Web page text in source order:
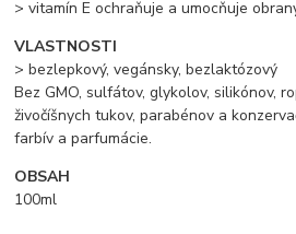
> vitamín E ochraňuje a umocňuje
VLASTNOSTI
> bezlepkový, vegánsky, bezlaktózový
Bez GMO, sulfátov, glykolov, silikónov,
živočíšnych tukov, parabénov a
farbív a parfumácie.
OBSAH
100ml